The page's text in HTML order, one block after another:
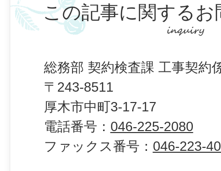
この記事に関するお
総務部 契約検査課 工事契約
〒243-8511
厚木市中町3-17-17
電話番号： 046-225-2080
ファックス番号： 046-223-